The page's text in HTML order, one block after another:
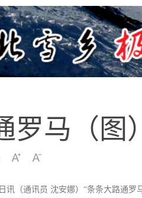
罗马（图
讯（通讯员 沈安娜）“条条大路通